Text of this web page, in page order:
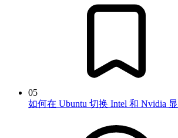
05
如何在 Ubuntu 切换 Intel 和 Nvidia